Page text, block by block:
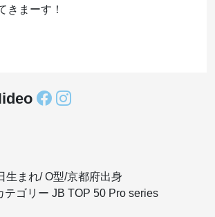
きまーす！
生まれ/ O型/京都府出身
テゴリー JB TOP 50 Pro series